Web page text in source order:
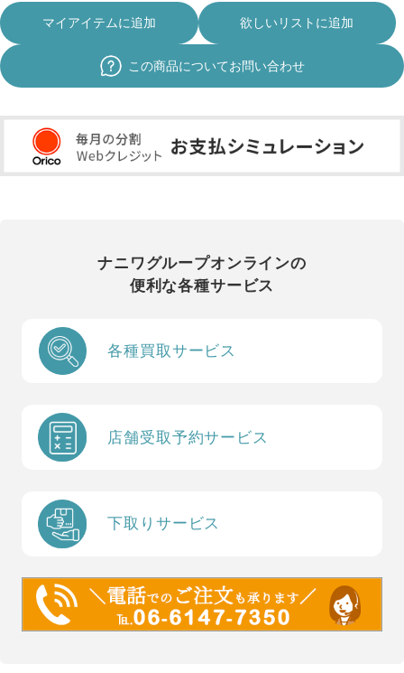
マイアイテムに追加 欲しいリストに追加
この商品についてお問い合わせ
ナニワグループオンラインの
便利な各種サービス
各種買取サービス
店舗受取予約サービス
下取りサービス